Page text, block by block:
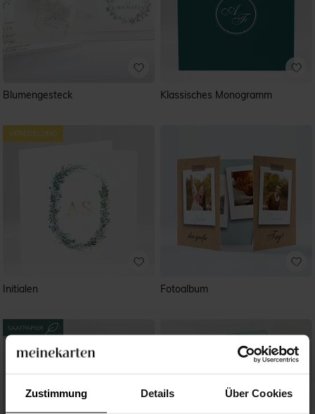
Zustimmung Details Über Cookies
Blumengesteck Klassisches Monogramm
Initialen Fotoalbum